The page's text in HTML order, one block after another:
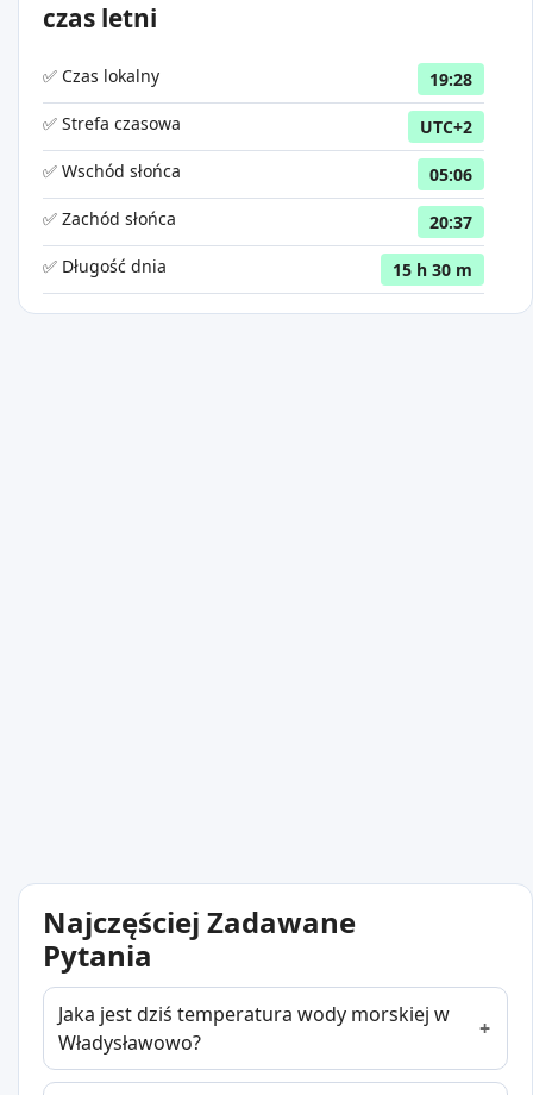
czas letni
✅ Czas lokalny
19:28
✅ Strefa czasowa
UTC+2
✅ Wschód słońca
05:06
✅ Zachód słońca
20:37
✅ Długość dnia
15 h 30 m
Najczęściej Zadawane
Pytania
Jaka jest dziś temperatura wody morskiej w
Władysławowo?